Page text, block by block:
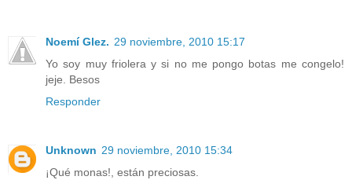
Noemí Glez. 29 noviembre, 2010 15:17
Yo soy muy friolera y si no me pongo botas me congelo!
jeje. Besos
Responder
Unknown 29 noviembre, 2010 15:34
¡Qué monas!, están preciosas.